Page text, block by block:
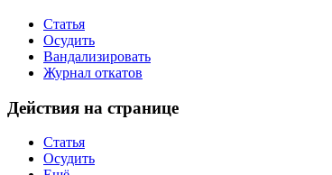
Статья
Осудить
Вандализировать
Журнал откатов
Действия на странице
Статья
Осудить